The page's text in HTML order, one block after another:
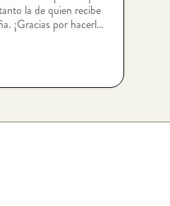
la de quien recibe
¡Gracias por hacerlo